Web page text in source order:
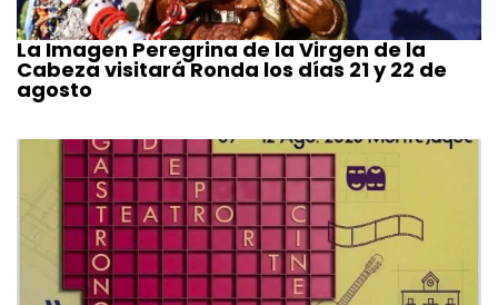
La Imagen Peregrina de la Virgen de la
Cabeza visitará Ronda los días 21 y 22 de
agosto